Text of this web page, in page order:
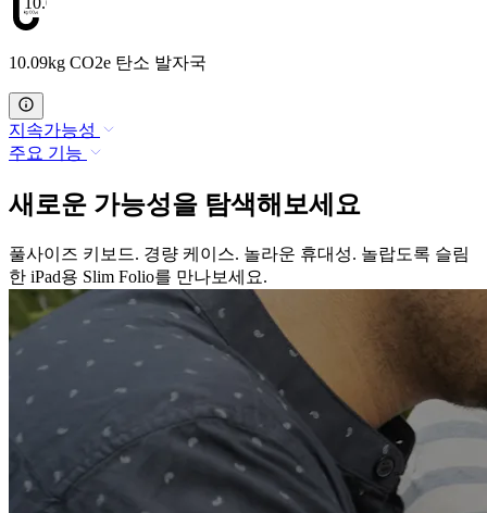
10.09kg CO2e 탄소 발자국
지속가능성
주요 기능
새로운 가능성을 탐색해보세요
풀사이즈 키보드. 경량 케이스. 놀라운 휴대성. 놀랍도록 슬림
한 iPad용 Slim Folio를 만나보세요.